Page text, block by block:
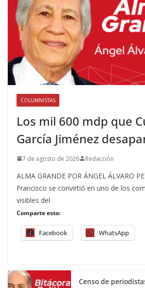
COLUMNISTAS
Los mil 600 mdp que
García Jiménez
7 de agosto de 2026 Redacción
ALMA GRANDE POR ÁNGEL ÁLVARO
Francisco se convirtió en uno de los
visibles del
Comparte esto:
Facebook WhatsApp
Censo de